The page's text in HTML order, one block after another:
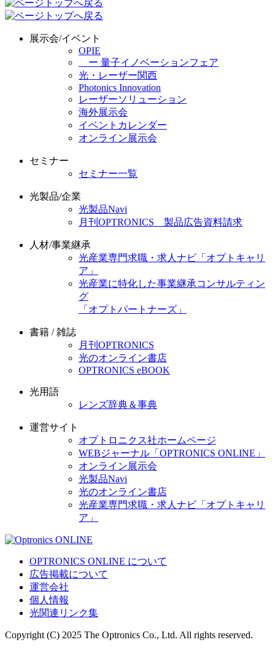
展示会/イベント
OPIE
ー 量子イノベーションフェア
光・レーザー関西
Photonics Innovation
レーザーソリューション
海外展示会
イベントカレンダー
オンライン展示会
セミナー
セミナー一覧
光製品/企業
光製品Navi
月刊OPTRONICS 製品広告資料請求
人材/事業継承
光産業専門求職・求人ナビ「オプトキャリ
ア」
光産業に特化した事業継承コンサルティン
グ
「オプトパートナーズ」
書籍 / 雑誌
月刊OPTRONICS
光のオンライン書店
OPTRONICS eBOOK
光用語
レンズ辞典＆事典
運営サイト
オプトロニクス社ホームページ
WEBジャーナル「OPTRONICS ONLINE」
オンライン展示会
光製品Navi
光のオンライン書店
光産業専門求職・求人ナビ「オプトキャリ
ア」
OPTRONICS ONLINE について
広告掲載について
運営会社
個人情報
光関連リンク集
Copyright (C) 2025 The Optronics Co., Ltd. All rights reserved.